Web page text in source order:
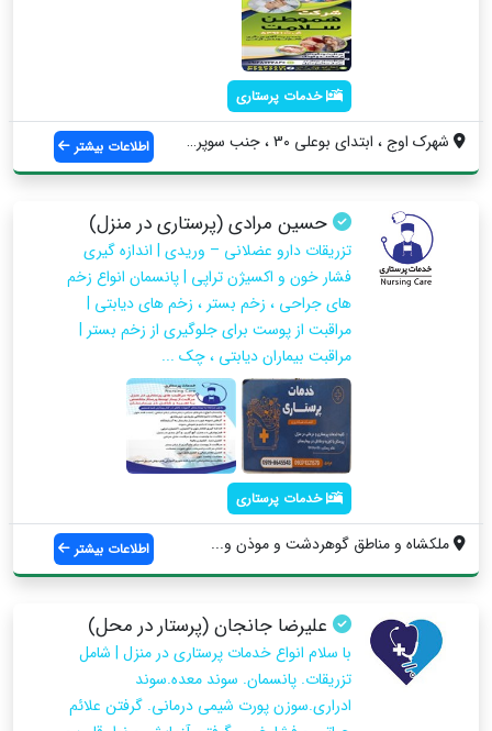
خدمات پرستاری
شهرک اوج ، ابتدای بوعلی 3۰ ، جنب سوپرمار... اطلاعات بیشتر
حسین مرادی (پرستاری در منزل)
تزریقات دارو عضلانی – وریدی | اندازه گیری
فشار خون و اکسیژن تراپی | پانسمان انواع زخم
های جراحی ، زخم بستر ، زخم های دیابتی |
مراقبت از پوست برای جلوگیری از زخم بستر |
مراقبت بیماران دیابتی ، چک ...
خدمات پرستاری
ملکشاه و مناطق گوهردشت و موذن و... اطلاعات بیشتر
علیرضا جانجان (پرستار در محل)
با سلام انواع خدمات پرستاری در منزل | شامل
تزریقات. پانسمان. سوند معده.سوند
ادراری.سوزن پورت شیمی درمانی. گرفتن علائم